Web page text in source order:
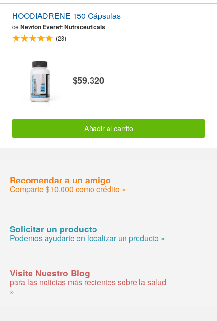
HOODIADRENE 150 Cápsulas
de Newton Everett Nutraceuticals
(23)
$59.320
Añadir al carrito
Recomendar a un amigo
Comparte $10.000 como crédito »
Solicitar un producto
Podemos ayudarte en localizar un producto »
Visite Nuestro Blog
para las noticias más recientes sobre la salud
»